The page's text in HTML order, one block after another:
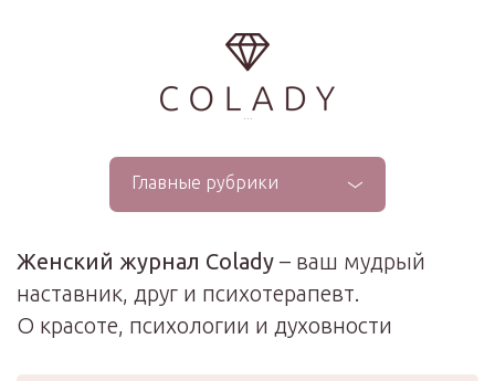
...
Главные рубрики
Женский журнал Colady – ваш мудрый
наставник, друг и психотерапевт.
О красоте, психологии и духовности